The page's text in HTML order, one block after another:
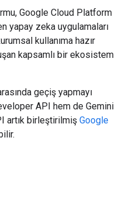
Google Cloud Platform
yapay zeka uygulamaları
kullanıma hazır
kapsamlı bir ekosistem
geçiş yapmayı
API hem de Gemini
artık birleştirilmiş Google